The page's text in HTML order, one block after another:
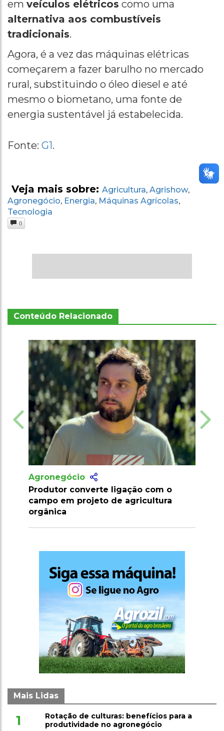
em veículos elétricos como uma
alternativa aos combustíveis
tradicionais.
Agora, é a vez das máquinas elétricas
começarem a fazer barulho no mercado
rural, substituindo o óleo diesel e até
mesmo o biometano, uma fonte de
energia sustentável já estabelecida.
Fonte: G1.
Veja mais sobre: Agricultura, Agrishow,
Agronegócio, Energia, Máquinas Agrícolas,
Tecnologia
0
Conteúdo Relacionado
com o
Agronegócio
Marrocos suspende tarifas de
importação de carnes e ovinos até
Mais Lidas
1
Rotação de culturas: benefícios para a
produtividade no agronegócio